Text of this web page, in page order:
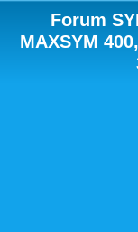
Forum
MAXSYM